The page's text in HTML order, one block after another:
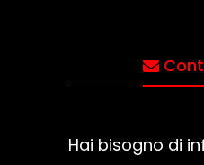
Hai bisogno di